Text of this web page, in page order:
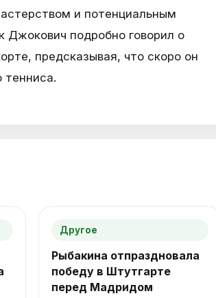
и потенциальным
Джокович подробно говорил о
предсказывая, что скоро он
тенниса.
Другое
Рыбакина отпраздновала
победу в Штутгарте
перед Мадридом